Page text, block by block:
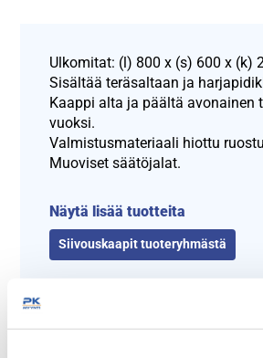
Ulkomitat: (l) 800 x (s) 600 x (k)
Sisältää teräsaltaan ja
Kaappi alta ja päältä avonainen
vuoksi.
Valmistusmateriaali hiottu
Muoviset säätöjalat.
Näytä lisää tuotteita
Siivouskaapit tuoteryhmästä